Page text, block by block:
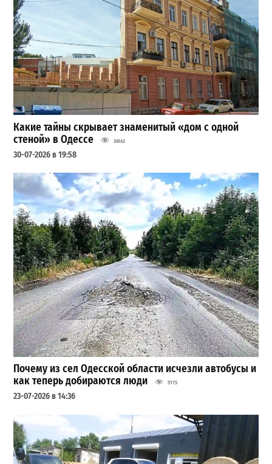
Какие тайны скрывает знаменитый «дом с одной
стеной» в Одессе
34143
30-07-2026 в 19:58
Почему из сел Одесской области исчезли автобусы и
как теперь добираются люди
5115
23-07-2026 в 14:36